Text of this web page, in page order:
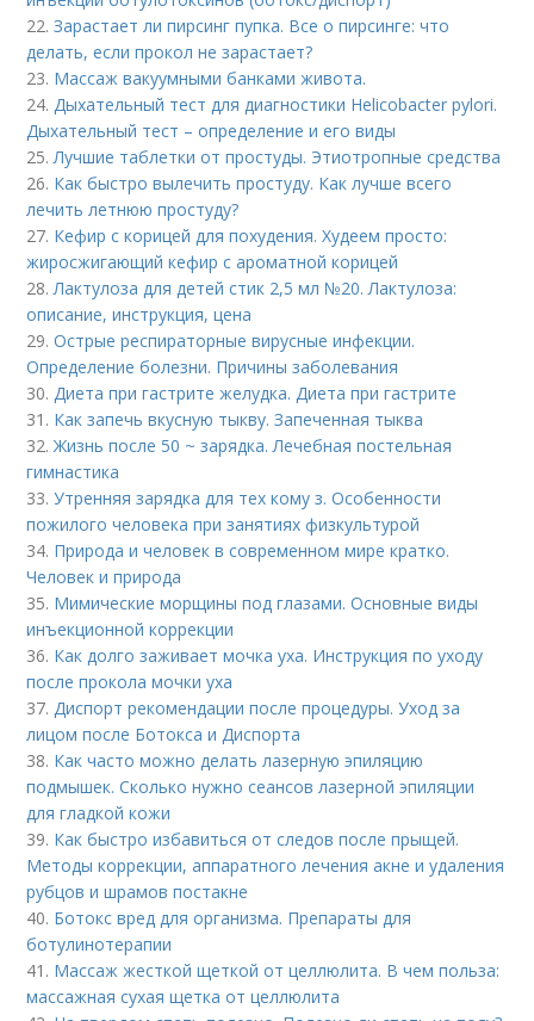
22.Зарастает ли пирсинг пупка. Все о пирсинге: что
делать, если прокол не зарастает?
23. Массаж вакуумными банками живота.
24.Дыхательный тест для диагностики Helicobacter pylori.
Дыхательный тест – определение и его виды
25.Лучшие таблетки от простуды. Этиотропные средства
26. Как быстро вылечить простуду. Как лучше всего
лечить летнюю простуду?
27. Кефир с корицей для похудения. Худеем просто:
жиросжигающий кефир с ароматной корицей
28.Лактулоза для детей стик 2,5 мл №20. Лактулоза:
описание, инструкция, цена
29.Острые респираторные вирусные инфекции.
Определение болезни. Причины заболевания
30.Диета при гастрите желудка. Диета при гастрите
31. Как запечь вкусную тыкву. Запеченная тыква
32.Жизнь после 50 ~ зарядка. Лечебная постельная
гимнастика
33.Утренняя зарядка для тех кому з. Особенности
пожилого человека при занятиях физкультурой
34. Природа и человек в современном мире кратко.
Человек и природа
35. Мимические морщины под глазами. Основные виды
инъекционной коррекции
36. Как долго заживает мочка уха. Инструкция по уходу
после прокола мочки уха
37.Диспорт рекомендации после процедуры. Уход за
лицом после Ботокса и Диспорта
38. Как часто можно делать лазерную эпиляцию
подмышек. Сколько нужно сеансов лазерной эпиляции
для гладкой кожи
39. Как быстро избавиться от следов после прыщей.
Методы коррекции, аппаратного лечения акне и удаления
рубцов и шрамов постакне
40. Ботокс вред для организма. Препараты для
ботулинотерапии
41. Массаж жесткой щеткой от целлюлита. В чем польза:
массажная сухая щетка от целлюлита